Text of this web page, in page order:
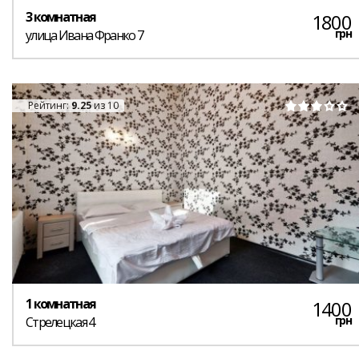
3 комнатная
улица Ивана Франко 7
1800
грн
Рейтинг:9.25из 10
1 комнатная
Стрелецкая 4
1400
грн